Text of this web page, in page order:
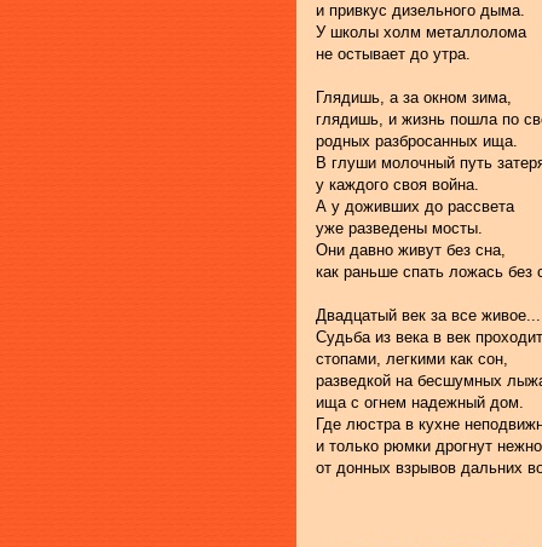
и привкус дизельного дыма.
У школы холм металлолома
не остывает до утра.
Глядишь, а за окном зима,
глядишь, и жизнь пошла по
родных разбросанных ища.
В глуши молочный путь
у каждого своя война.
А у доживших до рассвета
уже разведены мосты.
Они давно живут без сна,
как раньше спать ложась без
Двадцатый век за все живое...
Судьба из века в век проходит
стопами, легкими как сон,
разведкой на бесшумных
ища с огнем надежный дом.
Где люстра в кухне
и только рюмки дрогнут нежно
от донных взрывов дальних